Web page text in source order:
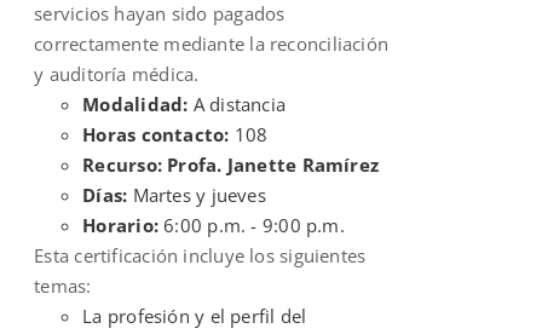
servicios hayan sido pagados
correctamente mediante la reconciliación
y auditoría médica.
Modalidad: A distancia
Horas contacto: 108
Recurso: Profa. Janette Ramírez
Días: Martes y jueves
Horario:6:00 p.m. - 9:00 p.m.
Esta certificación incluye los siguientes
temas:
La profesión y el perfil del